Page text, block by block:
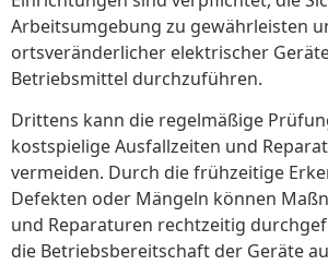
Arbeitsumgebung zu gewährleisten
ortsveränderlicher elektrischer
Betriebsmittel durchzuführen.
Drittens kann die regelmäßige
kostspielige Ausfallzeiten und
vermeiden. Durch die frühzeitige
Defekten oder Mängeln können
und Reparaturen rechtzeitig
die Betriebsbereitschaft der Geräte